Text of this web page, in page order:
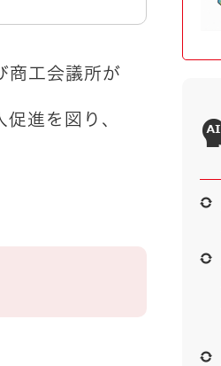
商工会議所が
進を図り､